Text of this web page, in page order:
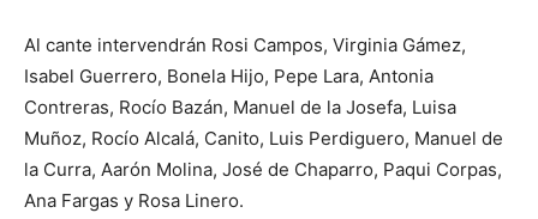
Al cante intervendrán Rosi Campos, Virginia Gámez,
Isabel Guerrero, Bonela Hijo, Pepe Lara, Antonia
Contreras, Rocío Bazán, Manuel de la Josefa, Luisa
Muñoz, Rocío Alcalá, Canito, Luis Perdiguero, Manuel de
la Curra, Aarón Molina, José de Chaparro, Paqui Corpas,
Ana Fargas y Rosa Linero.